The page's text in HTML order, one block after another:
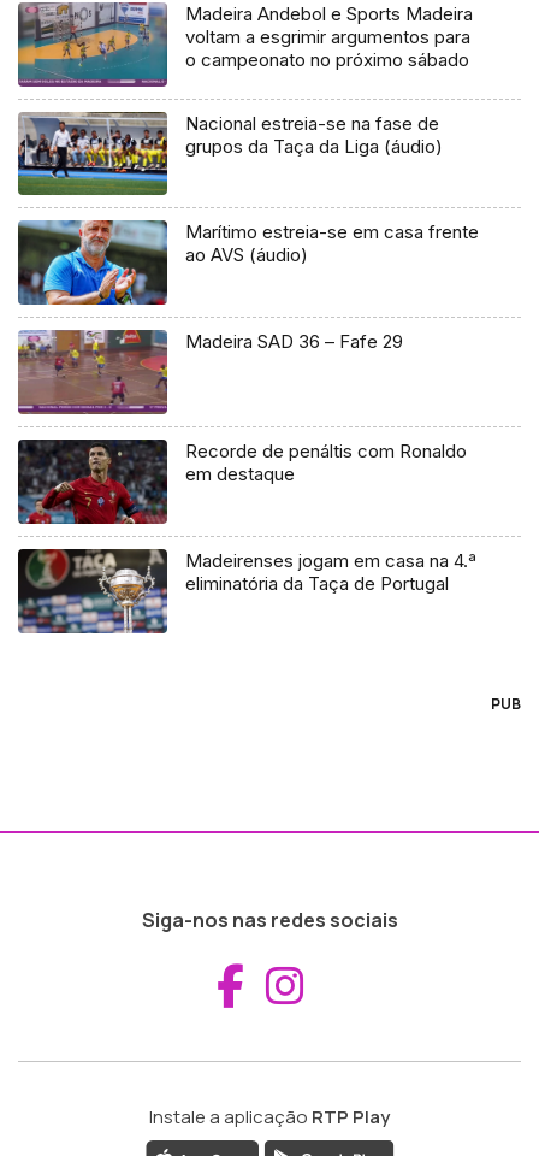
Madeira Andebol e Sports Madeira
voltam a esgrimir argumentos para
o campeonato no próximo sábado
Nacional estreia-se na fase de
grupos da Taça da Liga (áudio)
Marítimo estreia-se em casa frente
ao AVS (áudio)
Madeira SAD 36 – Fafe 29
Recorde de penáltis com Ronaldo
em destaque
Madeirenses jogam em casa na 4.ª
eliminatória da Taça de Portugal
PUB
Siga-nos nas redes sociais
Aceder ao
Instale a aplicação RTP Play